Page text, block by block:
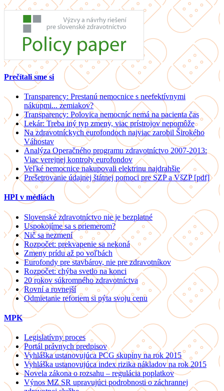
Prečítali sme si
Transparency: Prestanú nemocnice s neefektívnymi
nákupmi... zemiakov?
Transparency: Polovica nemocníc nemá na pacienta čas
Lekár: Treba iný typ zmeny, viac prístrojov nepomôže
Na zdravotníckych eurofondoch najviac zarobil Širokého
Váhostav
Analýza Operačného programu zdravotníctvo 2007-2013:
Viac verejnej kontroly eurofondov
Veľké nemocnice nakupovali elektrinu najdrahšie
Prešetrovanie údajnej štátnej pomoci pre SZP a VšZP [pdf]
HPI v médiách
Slovenské zdravotníctvo nie je bezplatné
Uspokojíme sa s priemerom?
Nič sa nezmení
Rozpočet: prekvapenie sa nekoná
Zmeny prídu až po voľbách
Eurofondy pre stavbárov, nie pre zdravotníkov
Rozpočet: chýba svetlo na konci
20 rokov súkromného zdravotníctva
Rovní a rovnejší
Odmietanie reforiem si pýta svoju cenu
MPK
Legislatívny proces
Portál právnych predpisov
Vyhláška ustanovujúca PCG skupiny na rok 2015
Vyhláška ustanovujúca index rizika nákladov na rok 2015
Novela zákona o rozsahu – regulácia poplatkov
Výnos MZ SR upravujúci podrobnosti o záchrannej